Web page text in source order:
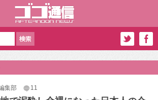
集部 11